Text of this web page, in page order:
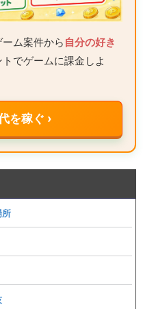
ム案件から 自分の好き
でゲームに課金しよ
を稼ぐ ›